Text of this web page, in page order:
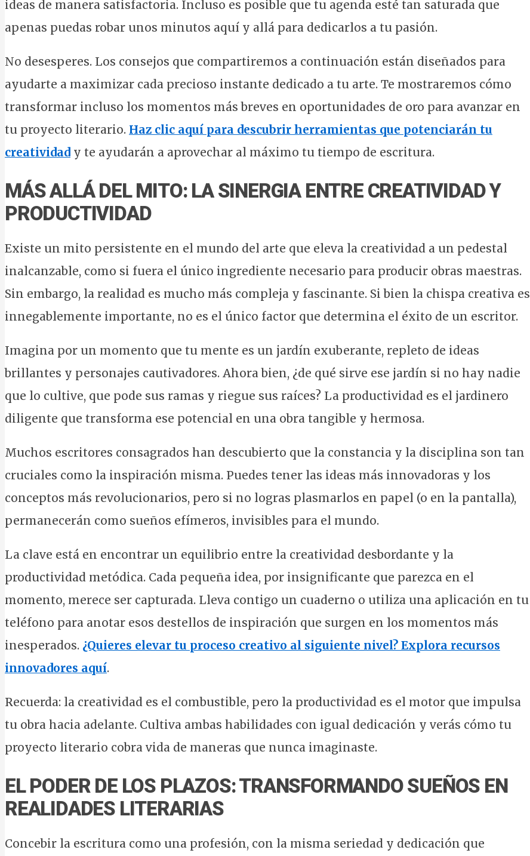
ideas de manera satisfactoria. Incluso es posible que tu agenda esté tan saturada que
apenas puedas robar unos minutos aquí y allá para dedicarlos a tu pasión.
No desesperes. Los consejos que compartiremos a continuación están diseñados para
ayudarte a maximizar cada precioso instante dedicado a tu arte. Te mostraremos cómo
transformar incluso los momentos más breves en oportunidades de oro para avanzar en
tu proyecto literario. Haz clic aquí para descubrir herramientas que potenciarán tu
creatividad y te ayudarán a aprovechar al máximo tu tiempo de escritura.
MÁS ALLÁ DEL MITO: LA SINERGIA ENTRE CREATIVIDAD Y
PRODUCTIVIDAD
Existe un mito persistente en el mundo del arte que eleva la creatividad a un pedestal
inalcanzable, como si fuera el único ingrediente necesario para producir obras maestras.
Sin embargo, la realidad es mucho más compleja y fascinante. Si bien la chispa creativa es
innegablemente importante, no es el único factor que determina el éxito de un escritor.
Imagina por un momento que tu mente es un jardín exuberante, repleto de ideas
brillantes y personajes cautivadores. Ahora bien, ¿de qué sirve ese jardín si no hay nadie
que lo cultive, que pode sus ramas y riegue sus raíces? La productividad es el jardinero
diligente que transforma ese potencial en una obra tangible y hermosa.
Muchos escritores consagrados han descubierto que la constancia y la disciplina son tan
cruciales como la inspiración misma. Puedes tener las ideas más innovadoras y los
conceptos más revolucionarios, pero si no logras plasmarlos en papel (o en la pantalla),
permanecerán como sueños efímeros, invisibles para el mundo.
La clave está en encontrar un equilibrio entre la creatividad desbordante y la
productividad metódica. Cada pequeña idea, por insignificante que parezca en el
momento, merece ser capturada. Lleva contigo un cuaderno o utiliza una aplicación en tu
teléfono para anotar esos destellos de inspiración que surgen en los momentos más
inesperados. ¿Quieres elevar tu proceso creativo al siguiente nivel? Explora recursos
innovadores aquí.
Recuerda: la creatividad es el combustible, pero la productividad es el motor que impulsa
tu obra hacia adelante. Cultiva ambas habilidades con igual dedicación y verás cómo tu
proyecto literario cobra vida de maneras que nunca imaginaste.
EL PODER DE LOS PLAZOS: TRANSFORMANDO SUEÑOS EN
REALIDADES LITERARIAS
Concebir la escritura como una profesión, con la misma seriedad y dedicación que